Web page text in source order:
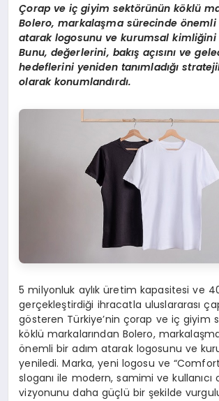
Çorap ve iç giyim sektörünün köklü
Bolero, markalaşma sürecinde önemli
atarak logosunu ve kurumsal kimliğini
Bunu, değerlerini, bakış açısını ve
hedeflerini yeniden tanımladığı
olarak konumlandırdı.
5 milyonluk aylık üretim kapasitesi ve
gerçekleştirdiği ihracatla uluslararası
gösteren Türkiye’nin çorap ve iç giyim
köklü markalarından Bolero,
önemli bir adım atarak logosunu ve
yeniledi. Marka, yeni logosu ve
sloganı ile modern, samimi ve kullanıcı
vizyonunu daha güçlü bir şekilde